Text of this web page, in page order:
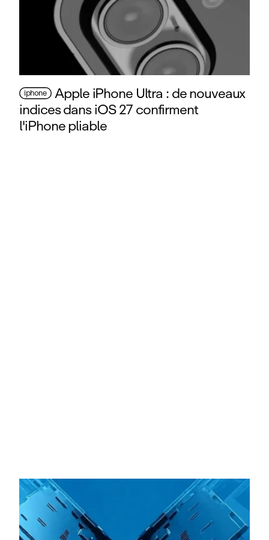
iphone Apple iPhone Ultra : de nouveaux
indices dans iOS 27 confirment
l'iPhone pliable